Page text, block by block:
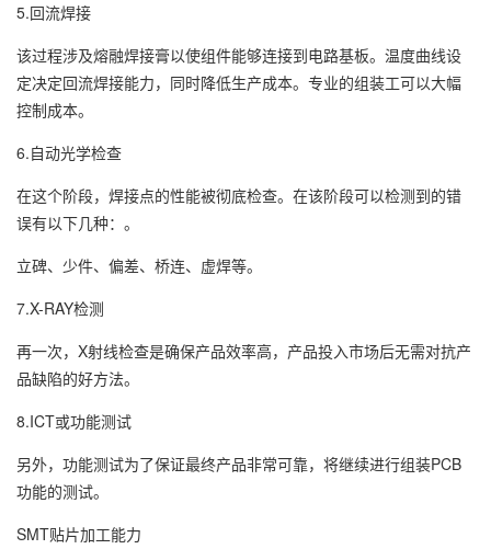
5.回流焊接
该过程涉及熔融焊接膏以使组件能够连接到电路基板。温度曲线设
定决定回流焊接能力，同时降低生产成本。专业的组装工可以大幅
控制成本。
6.自动光学检查
在这个阶段，焊接点的性能被彻底检查。在该阶段可以检测到的错
误有以下几种：。
立碑、少件、偏差、桥连、虚焊等。
7.X-RAY检测
再一次，X射线检查是确保产品效率高，产品投入市场后无需对抗产
品缺陷的好方法。
8.ICT或功能测试
另外，功能测试为了保证最终产品非常可靠，将继续进行组装PCB
功能的测试。
SMT贴片加工能力